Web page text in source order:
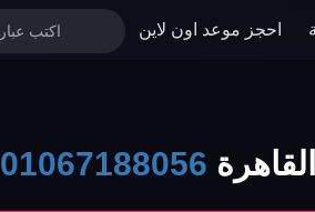
احجز موعد اون لاين
01067188056